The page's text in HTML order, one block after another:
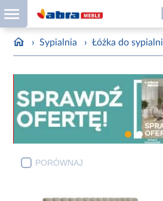
› Sypialnia › Łóżka do sypialni
PORÓWNAJ